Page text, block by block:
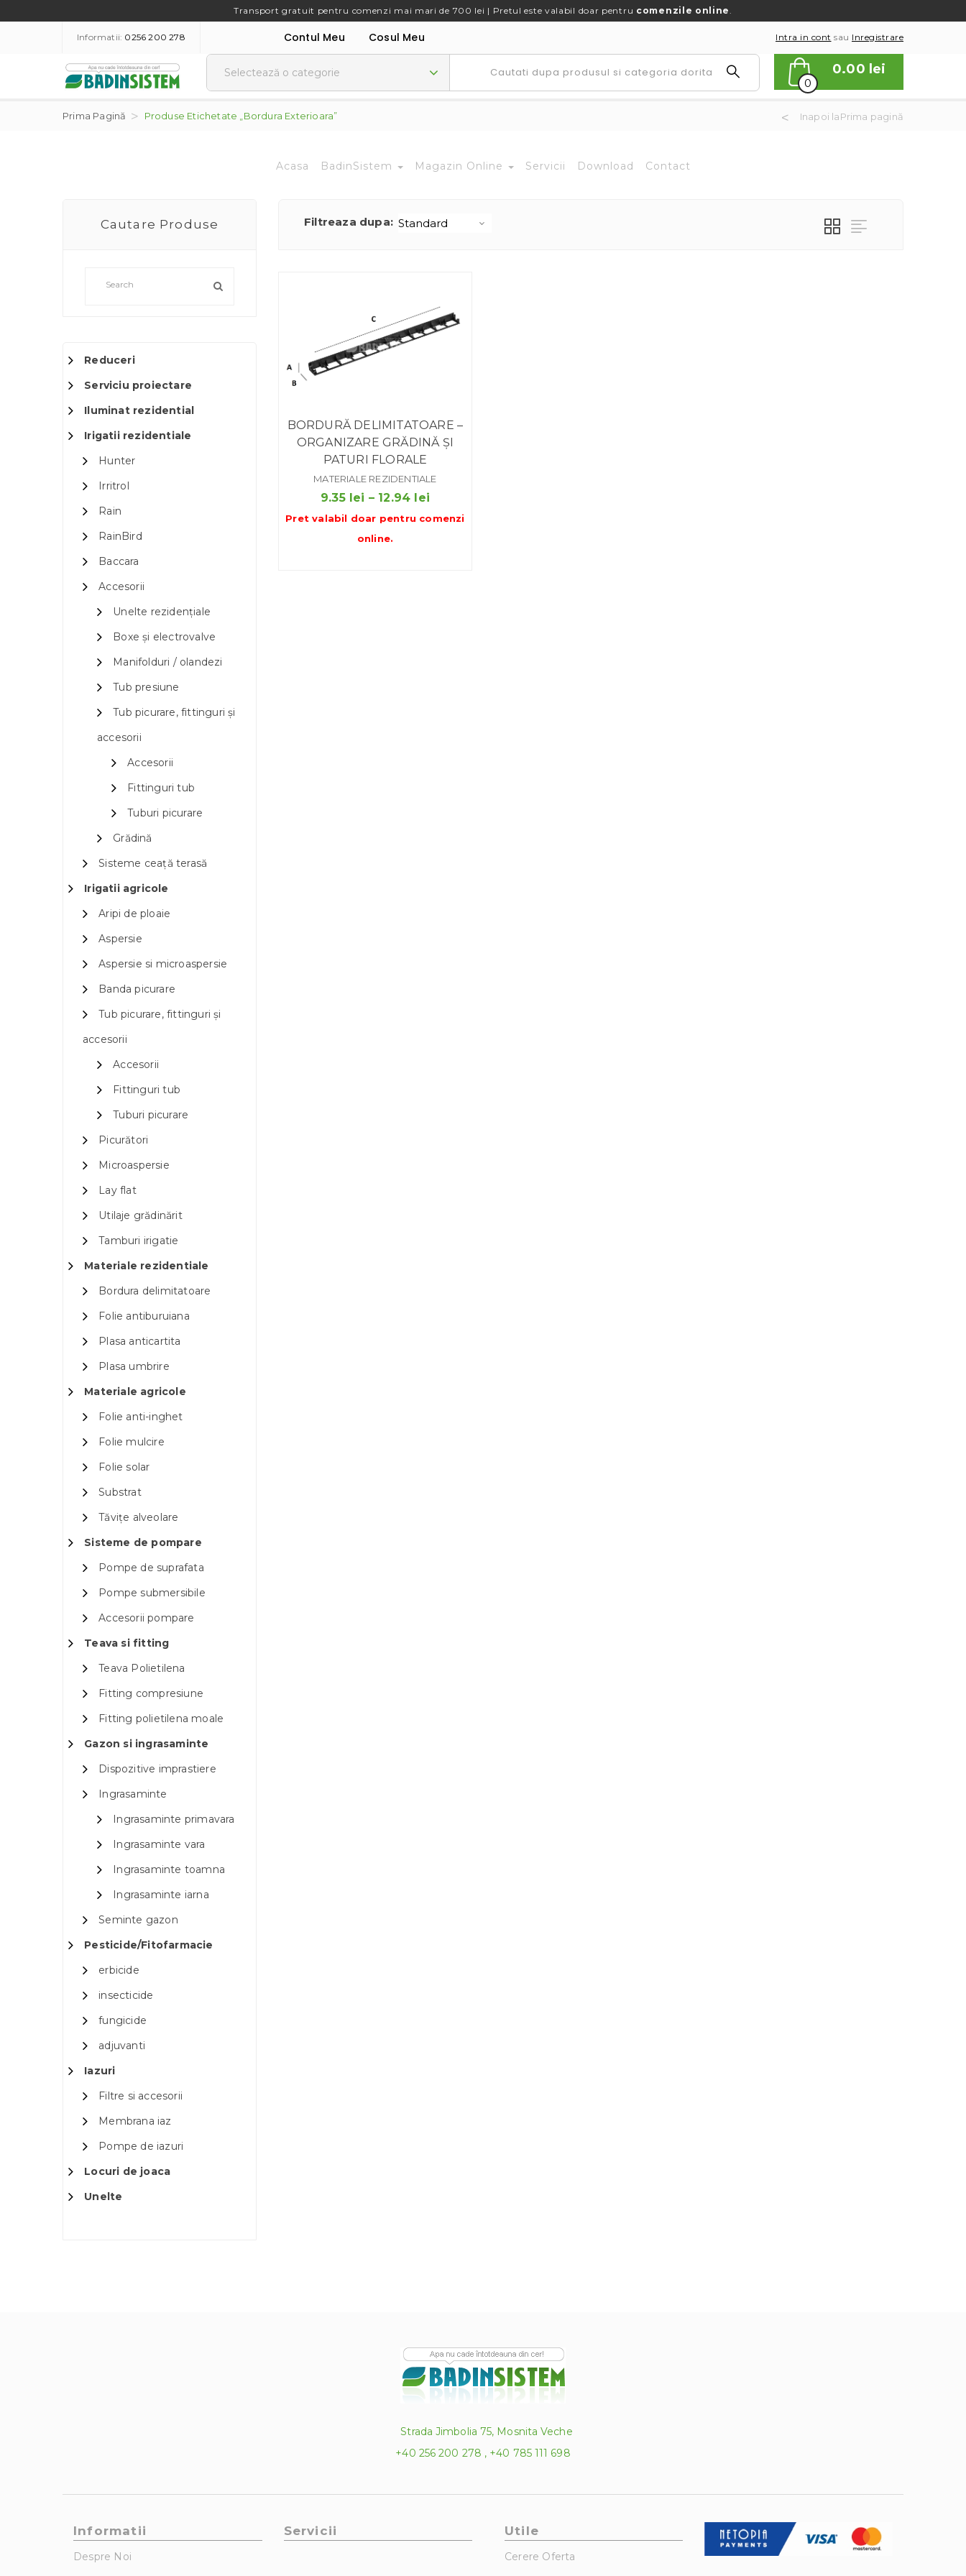
Transport gratuit pentru comenzi mai mari de 700 lei | Pretul este valabil doar pentru comenzile online.
Informatii: 0256 200 278 Contul Meu Cosul Meu Intra in cont sau Inregistrare
0
0.00 lei
Prima Pagină Produse Etichetate „bordura Exterioara” Inapoi laPrima pagină
Acasa BadinSistem Magazin Online Servicii Download Contact
Cautare Produse
Reduceri
Serviciu proiectare
Iluminat rezidential
Irigatii rezidentiale
Hunter
Irritrol
Rain
RainBird
Baccara
Accesorii
Unelte rezidențiale
Boxe și electrovalve
Manifolduri / olandezi
Tub presiune
Tub picurare, fittinguri și
accesorii
Accesorii
Fittinguri tub
Tuburi picurare
Grădină
Sisteme ceață terasă
Irigatii agricole
Aripi de ploaie
Aspersie
Aspersie si microaspersie
Banda picurare
Tub picurare, fittinguri și
accesorii
Accesorii
Fittinguri tub
Tuburi picurare
Picurători
Microaspersie
Lay flat
Utilaje grădinărit
Tamburi irigatie
Materiale rezidentiale
Bordura delimitatoare
Folie antiburuiana
Plasa anticartita
Plasa umbrire
Materiale agricole
Folie anti-inghet
Folie mulcire
Folie solar
Substrat
Tăvițe alveolare
Sisteme de pompare
Pompe de suprafata
Pompe submersibile
Accesorii pompare
Teava si fitting
Teava Polietilena
Fitting compresiune
Fitting polietilena moale
Gazon si ingrasaminte
Dispozitive imprastiere
Ingrasaminte
Ingrasaminte primavara
Ingrasaminte vara
Ingrasaminte toamna
Ingrasaminte iarna
Seminte gazon
Pesticide/Fitofarmacie
erbicide
insecticide
fungicide
adjuvanti
Iazuri
Filtre si accesorii
Membrana iaz
Pompe de iazuri
Locuri de joaca
Unelte
Filtreaza dupa:
BORDURĂ DELIMITATOARE –
ORGANIZARE GRĂDINĂ ȘI
PATURI FLORALE
MATERIALE REZIDENTIALE
9.35 lei – 12.94 lei
de
Pret valabil doar pentru comenzi
online.
Strada Jimbolia 75, Mosnita Veche
+40 256 200 278 , +40 785 111 698
Informatii
Despre Noi
Servicii Utile
Cerere Oferta